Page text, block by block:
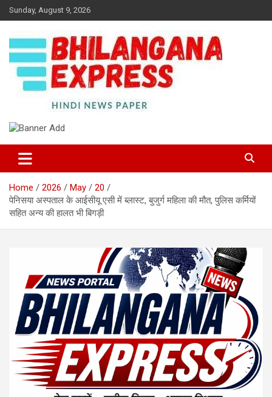
Skip
to
Sunday, August 9, 2026
Bhilangana Express
Home 2026 May
20
पेनिसया अस्पताल के आईसीयू एसी में ब्लास्ट, बुजुर्ग महिला की मौत, पुलिस कर्मियों
सहित अन्य की हालत भी बिगड़ी